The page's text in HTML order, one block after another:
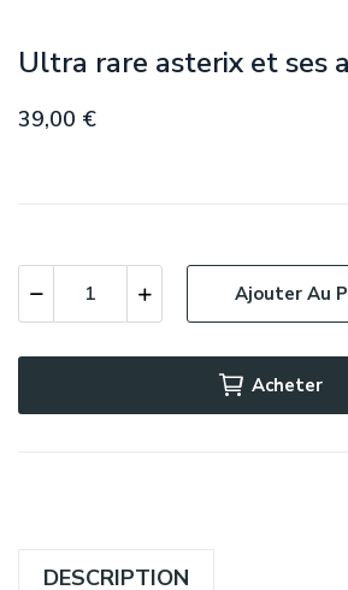
Ultra rare asterix et ses
39,00 €
Ajouter Au
Acheter
DESCRIPTION